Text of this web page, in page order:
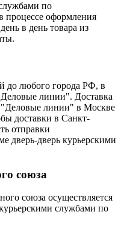
по
процессе оформления
в день товара из
до любого города РФ, в
линии". Доставка
линии" в Москве
доставки в Санкт-
отправки
дверь-дверь курьерскими
союза
союза осуществляется
службами по